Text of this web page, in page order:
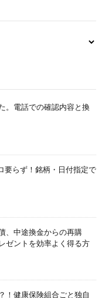
。電話での確認内容と換
要らず！銘柄・日付指定で
、中途換金からの再購
ゼントを効率よく得る方
！健康保険組合ごと独自